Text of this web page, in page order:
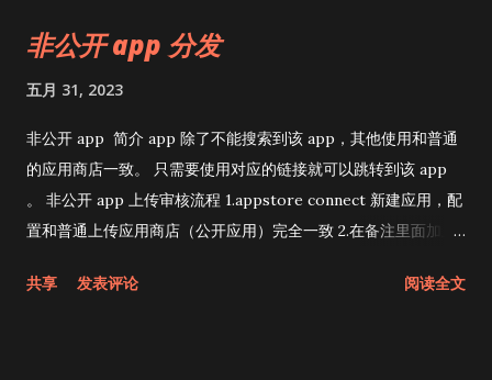
非公开 app 分发
五月 31, 2023
非公开 app 简介 app 除了不能搜索到该 app，其他使用和普通
的应用商店一致。 只需要使用对应的链接就可以跳转到该 app
。 非公开 app 上传审核流程 1.appstore connect 新建应用，配
置和普通上传应用商店（公开应用）完全一致 2.在备注里面加上
链接app 为非公开 app，
共享 发表评论 阅读全文